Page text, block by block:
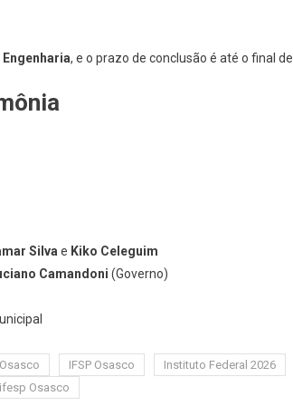
Engenharia, e o prazo de conclusão é até o final de
Silva e Kiko Celeguim
Camandoni (Governo)
IFSP Osasco
Instituto Federal 2026
Osasco